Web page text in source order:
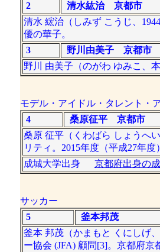
2
清水紘治 京都市
清水 綋治（しみず こうじ、
優の華子。
3
野川由美子 京都市
野川 由美子（のがわ ゆみこ、
モデル・アイドル・タレント・
4
桑原征平 京都市
桑原 征平（くわばら しょうへ
リティ。2015年度（平成27年
成城大学出身 京都府出身の
サッカー
5
釜本邦茂
釜本 邦茂（かまもと くにしげ
ー協会 (JFA) 顧問[3]。京都府